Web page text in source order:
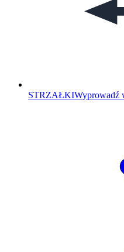
STRZAŁKIWyprowadź